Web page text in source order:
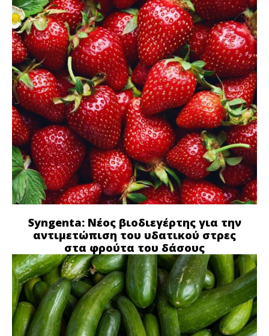
Syngenta: Νέος βιοδιεγέρτης για την
αντιμετώπιση του υδατικού στρες
στα φρούτα του δάσους